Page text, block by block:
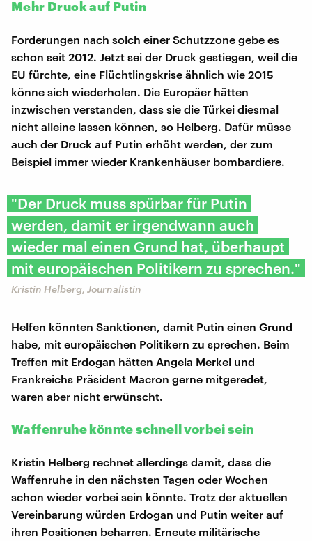
Mehr Druck auf Putin
Forderungen nach solch einer Schutzzone gebe es
schon seit 2012. Jetzt sei der Druck gestiegen, weil die
EU fürchte, eine Flüchtlingskrise ähnlich wie 2015
könne sich wiederholen. Die Europäer hätten
inzwischen verstanden, dass sie die Türkei diesmal
nicht alleine lassen können, so Helberg. Dafür müsse
auch der Druck auf Putin erhöht werden, der zum
Beispiel immer wieder Krankenhäuser bombardiere.
"Der Druck muss spürbar für Putin
werden, damit er irgendwann auch
wieder mal einen Grund hat, überhaupt
mit europäischen Politikern zu sprechen."
Kristin Helberg, Journalistin
Helfen könnten Sanktionen, damit Putin einen Grund
habe, mit europäischen Politikern zu sprechen. Beim
Treffen mit Erdogan hätten Angela Merkel und
Frankreichs Präsident Macron gerne mitgeredet,
waren aber nicht erwünscht.
Waffenruhe könnte schnell vorbei sein
Kristin Helberg rechnet allerdings damit, dass die
Waffenruhe in den nächsten Tagen oder Wochen
schon wieder vorbei sein könnte. Trotz der aktuellen
Vereinbarung würden Erdogan und Putin weiter auf
ihren Positionen beharren. Erneute militärische